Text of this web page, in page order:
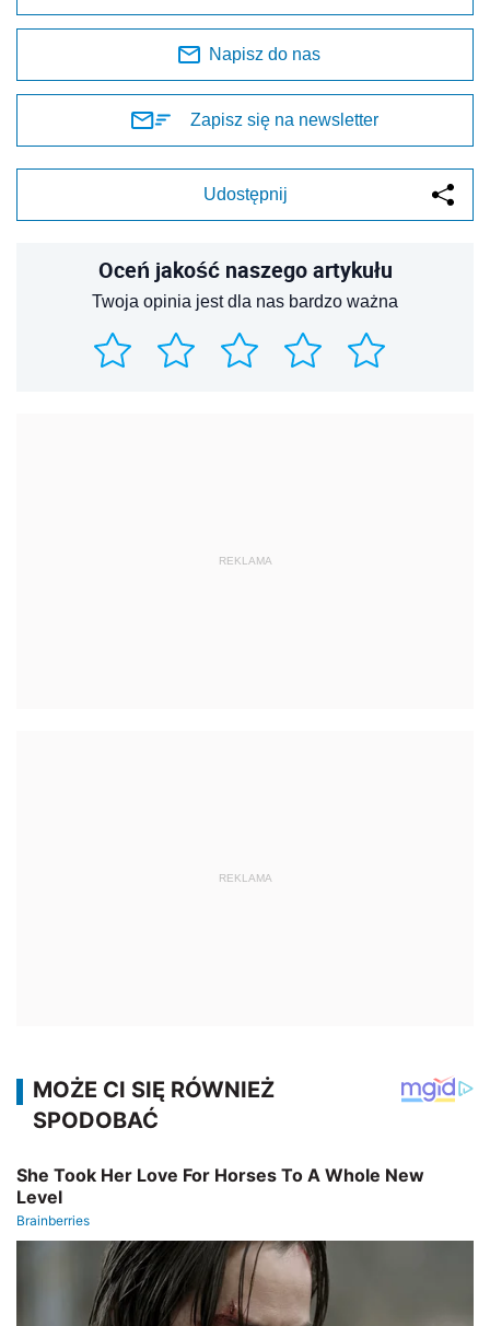
Napisz do nas
Zapisz się na newsletter
Udostępnij
Oceń jakość naszego artykułu
Twoja opinia jest dla nas bardzo ważna
REKLAMA
REKLAMA